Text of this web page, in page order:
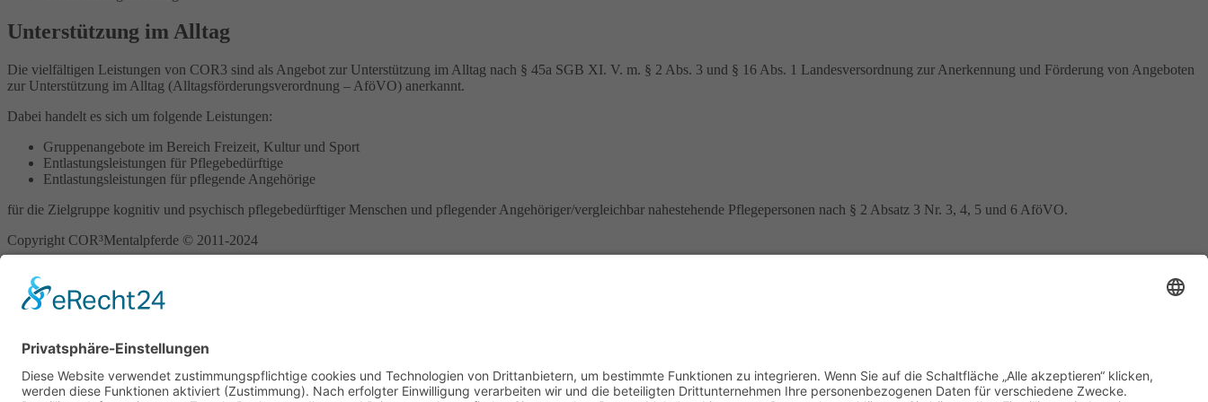
Unterstützung im Alltag
Die vielfältigen Leistungen von COR3 sind als Angebot zur Unterstützung im Alltag nach § 45a SGB XI. V. m. § 2 Abs. 3 und § 16 Abs. 1 Landesversordnung zur Anerkennung und Förderung von Angeboten
zur Unterstützung im Alltag (Alltagsförderungsverordnung – AföVO) anerkannt.
Dabei handelt es sich um folgende Leistungen:
Gruppenangebote im Bereich Freizeit, Kultur und Sport
Entlastungsleistungen für Pflegebedürftige
Entlastungsleistungen für pflegende Angehörige
für die Zielgruppe kognitiv und psychisch pflegebedürftiger Menschen und pflegender Angehöriger/vergleichbar nahestehende Pflegepersonen nach § 2 Absatz 3 Nr. 3, 4, 5 und 6 AföVO.
Copyright COR³Mentalpferde © 2011-2024
COR3 Mentalpferde
Settings
Weiterbildung
Koop